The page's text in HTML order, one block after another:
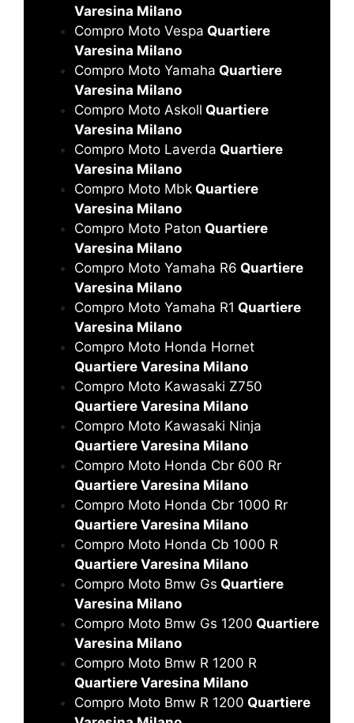
Varesina Milano
Compro Moto Vespa Quartiere
Varesina Milano
Compro Moto Yamaha Quartiere
Varesina Milano
Compro Moto Askoll Quartiere
Varesina Milano
Compro Moto Laverda Quartiere
Varesina Milano
Compro Moto Mbk Quartiere
Varesina Milano
Compro Moto Paton Quartiere
Varesina Milano
Compro Moto Yamaha R6 Quartiere
Varesina Milano
Compro Moto Yamaha R1 Quartiere
Varesina Milano
Compro Moto Honda Hornet
Quartiere Varesina Milano
Compro Moto Kawasaki Z750
Quartiere Varesina Milano
Compro Moto Kawasaki Ninja
Quartiere Varesina Milano
Compro Moto Honda Cbr 600 Rr
Quartiere Varesina Milano
Compro Moto Honda Cbr 1000 Rr
Quartiere Varesina Milano
Compro Moto Honda Cb 1000 R
Quartiere Varesina Milano
Compro Moto Bmw Gs Quartiere
Varesina Milano
Compro Moto Bmw Gs 1200 Quartiere
Varesina Milano
Compro Moto Bmw R 1200 R
Quartiere Varesina Milano
Compro Moto Bmw R 1200 Quartiere